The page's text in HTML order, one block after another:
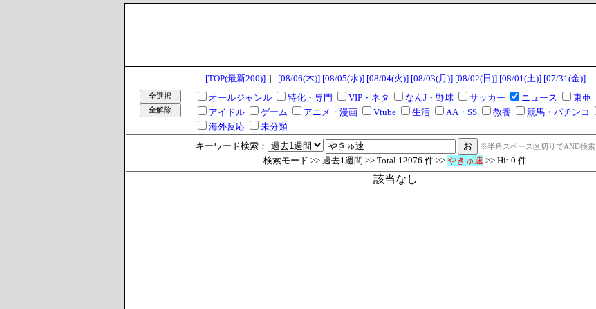
[TOP(最新200)]| [08/06(木)] [08/05(水)] [08/04(火)] [08/03(月)] [08/02(日)] [08/01(土)] [07/31(金)]
オールジャンル
特化・専門 VIP・ネタ なんJ・野球 サッカー ニュース 東亜
アイドル
ゲーム アニメ・漫画 Vtube 生活 AA・SS 教養 競馬・パチンコ
海外反応
未分類
キーワード検索：
※半角スペース区切りでAND検索
検索モード >> 過去1週間 >> Total 12976 件 >> やきゅ速 >> Hit 0 件
該当なし